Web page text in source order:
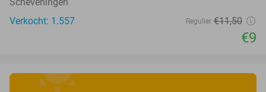
Verkocht: 1.557
Regulier €11,50
€9